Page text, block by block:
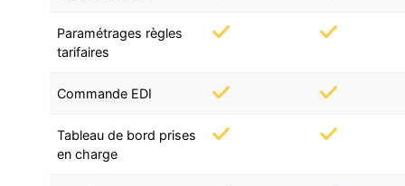
Paramétrages règles
tarifaires
Commande EDI
Tableau de bord prises
en charge